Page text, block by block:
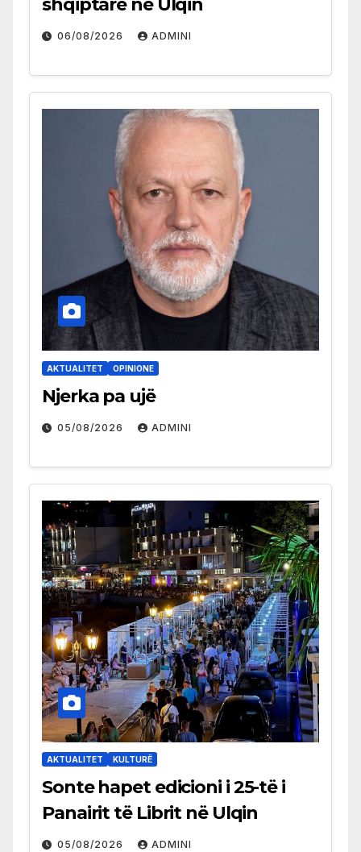
shqiptare në Ulqin
06/08/2026 ADMINI
AKTUALITET OPINIONE
Njerka pa ujë
05/08/2026 ADMINI
AKTUALITET KULTURË
Sonte hapet edicioni i 25-të i
Panairit të Librit në Ulqin
05/08/2026 ADMINI